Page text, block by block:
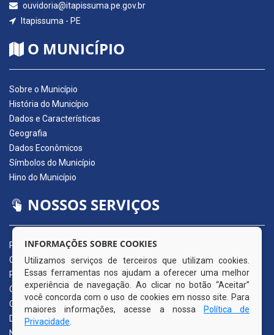
ouvidoria@itapissuma.pe.gov.br
Itapissuma - PE
O MUNICÍPIO
Sobre o Município
História do Município
Dados e Características
Geografia
Dados Econômicos
Símbolos do Município
Hino do Município
NOSSOS SERVIÇOS
Portal da Transparência
Carta de Serviços ao Usuário
Pedido de Acesso à Informação (e-SIC)
Ouvidoria Municipal
Quadro de Avisos
Diário Oficial da AMUPE
INFORMAÇÕES SOBRE COOKIES
Utilizamos serviços de terceiros que utilizam cookies.
Essas ferramentas nos ajudam a oferecer uma melhor
experiência de navegação. Ao clicar no botão “Aceitar”
você concorda com o uso de cookies em nosso site. Para
maiores informações, acesse a nossa
Política de
Privacidade